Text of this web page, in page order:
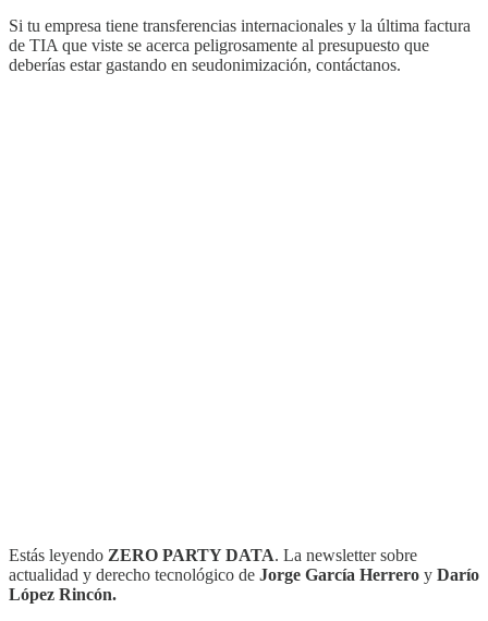
Si tu empresa tiene transferencias internacionales y la última factura
de TIA que viste se acerca peligrosamente al presupuesto que
deberías estar gastando en seudonimización, contáctanos.
Estás leyendo ZERO PARTY DATA. La newsletter sobre
actualidad y derecho tecnológico de Jorge García Herrero y Darío
López Rincón.